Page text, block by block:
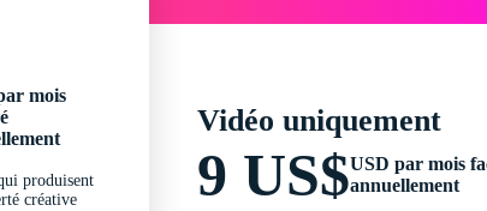
mois
produisent
créative
Vidéo uniquement
9 US$USD par mois
annuellement